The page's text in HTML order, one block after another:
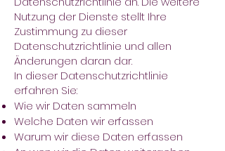
Nutzung der Dienste stellt Ihre
Zustimmung zu dieser
Datenschutzrichtlinie und allen
Änderungen daran dar.
In dieser Datenschutzrichtlinie
erfahren Sie:
Wie wir Daten sammeln
Welche Daten wir erfassen
Warum wir diese Daten erfassen